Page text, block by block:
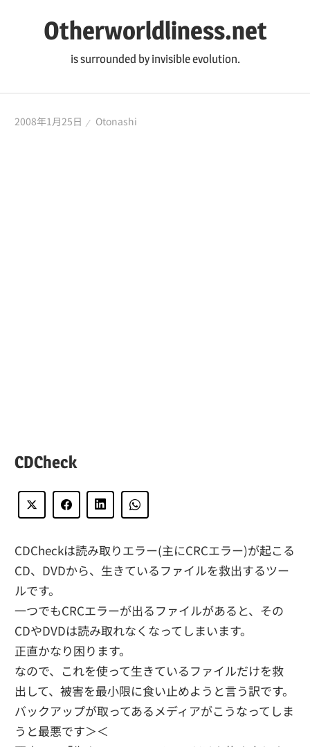
ツ
Otherworldliness.net
is surrounded by invisible evolution.
2008年1月25日 Otonashi
CDCheck
CDCheckは読み取りエラー(主にCRCエラー)が起こる
CD、DVDから、生きているファイルを救出するツー
ルです。
一つでもCRCエラーが出るファイルがあると、その
CDやDVDは読み取れなくなってしまいます。
正直かなり困ります。
なので、これを使って生きているファイルだけを救
出して、被害を最小限に食い止めようと言う訳です。
バックアップが取ってあるメディアがこうなってしま
うと最悪です＞＜